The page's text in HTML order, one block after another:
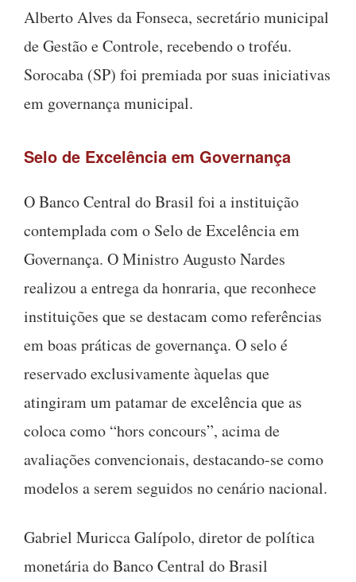
Alberto Alves da Fonseca, secretário municipal
de Gestão e Controle, recebendo o troféu.
Sorocaba (SP) foi premiada por suas iniciativas
em governança municipal.
Selo de Excelência em Governança
O Banco Central do Brasil foi a instituição
contemplada com o Selo de Excelência em
Governança. O Ministro Augusto Nardes
realizou a entrega da honraria, que reconhece
instituições que se destacam como referências
em boas práticas de governança. O selo é
reservado exclusivamente àquelas que
atingiram um patamar de excelência que as
coloca como “hors concours”, acima de
avaliações convencionais, destacando-se como
modelos a serem seguidos no cenário nacional.
Gabriel Muricca Galípolo, diretor de política
monetária do Banco Central do Brasil